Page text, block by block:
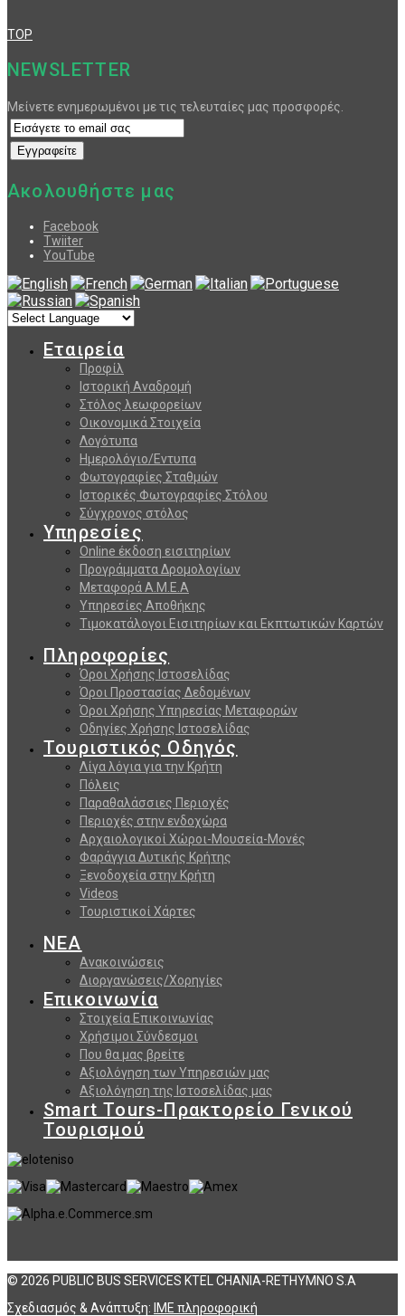
TOP
NEWSLETTER
Μείνετε ενημερωμένοι με τις τελευταίες μας προσφορές.
Ακολουθήστε μας
Facebook
Twiiter
YouTube
Εταιρεία
Προφίλ
Ιστορική Αναδρομή
Στόλος λεωφορείων
Οικονομικά Στοιχεία
Λογότυπα
Ημερολόγιο/Εντυπα
Φωτογραφίες Σταθμών
Ιστορικές Φωτογραφίες Στόλου
Σύγχρονος στόλος
Υπηρεσίες
Online έκδοση εισιτηρίων
Προγράμματα Δρομολογίων
Μεταφορά Α.Μ.Ε.Α
Υπηρεσίες Αποθήκης
Τιμοκατάλογοι Εισιτηρίων και Εκπτωτικών Καρτών
Πληροφορίες
Όροι Χρήσης Ιστοσελίδας
Όροι Προστασίας Δεδομένων
Όροι Χρήσης Υπηρεσίας Μεταφορών
Οδηγίες Χρήσης Ιστοσελίδας
Τουριστικός Οδηγός
Λίγα λόγια για την Κρήτη
Πόλεις
Παραθαλάσσιες Περιοχές
Περιοχές στην ενδοχώρα
Αρχαιολογικοί Χώροι-Μουσεία-Μονές
Φαράγγια Δυτικής Κρήτης
Ξενοδοχεία στην Κρήτη
Videos
Τουριστικοί Χάρτες
ΝΕΑ
Ανακοινώσεις
Διοργανώσεις/Χορηγίες
Επικοινωνία
Στοιχεία Επικοινωνίας
Χρήσιμοι Σύνδεσμοι
Που θα μας βρείτε
Αξιολόγηση των Υπηρεσιών μας
Αξιολόγηση της Ιστοσελίδας μας
Smart Tours-Πρακτορείο Γενικού
Τουρισμού
© 2026 PUBLIC BUS SERVICES KTEL CHANIA-RETHYMNO S.A
Σχεδιασμός & Ανάπτυξη: ΙΜΕ πληροφορική